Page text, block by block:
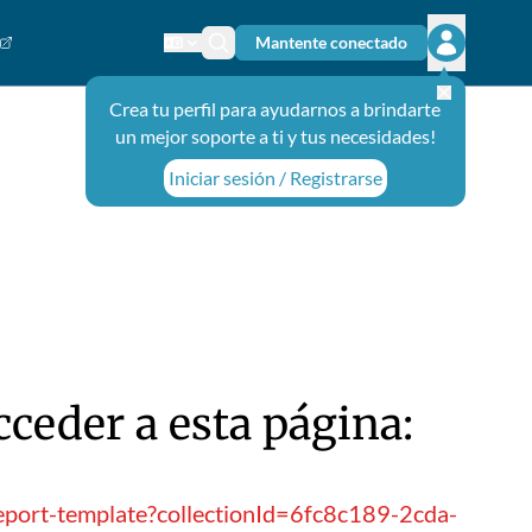
Cambiar el idioma
Ícono de búsqueda
Mantente conectado
Abrir el
Crea tu perfil para ayudarnos a brindarte
un mejor soporte a ti y tus necesidades!
Iniciar sesión / Registrarse
a esta página:
template?collectionId=6fc8c189-2cda-